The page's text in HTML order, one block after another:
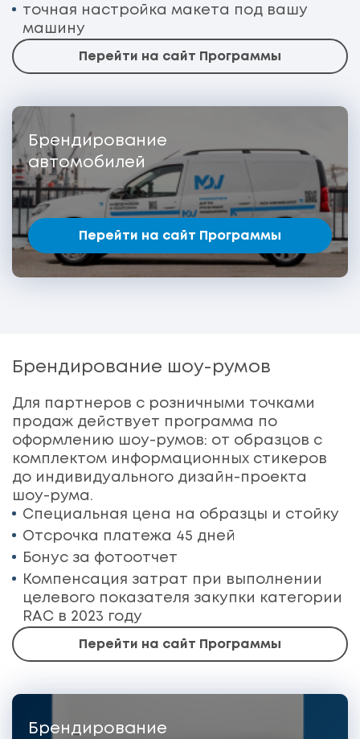
точная настройка макета под вашу
машину
Перейти на сайт Программы
Брендирование
автомобилей
Перейти на сайт Программы
Брендирование шоу-румов
Для партнеров с розничными точками
продаж действует программа по
оформлению шоу-румов: от образцов с
комплектом информационных стикеров
до индивидуального дизайн-проекта
шоу-рума.
Специальная цена на образцы и стойку
Отсрочка платежа 45 дней
Бонус за фотоотчет
Компенсация затрат при выполнении
целевого показателя закупки категории
RAC в 2023 году
Перейти на сайт Программы
Брендирование